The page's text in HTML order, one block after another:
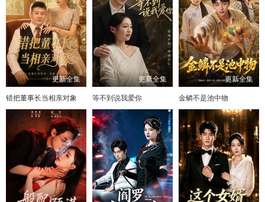
更新全集
错把董事长当相亲对象
更新全集
等不到说我爱你
更新全集
金鳞不是池中物